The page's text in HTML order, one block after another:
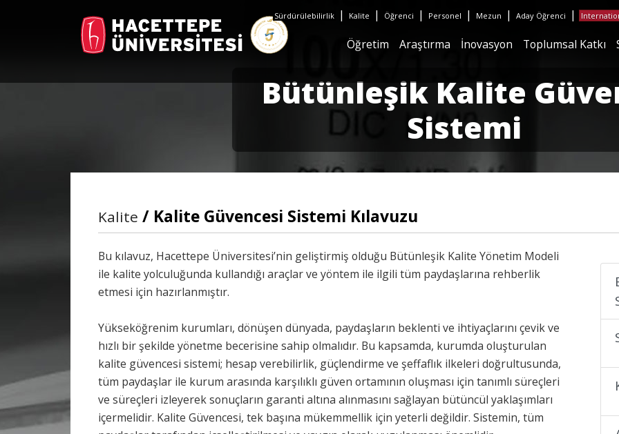
Sürdürülebilirlik | Kalite | Öğrenci | Personel | Mezun | Aday Öğrenci |
Öğretim Araştırma İnovasyon Toplumsal Katkı
Bütünleşik Kalite
Sistemi
Kalite / Kalite Güvencesi Sistemi Kılavuzu
Bu kılavuz, Hacettepe Üniversitesi’nin geliştirmiş olduğu Bütünleşik Kalite Yönetim Modeli
ile kalite yolculuğunda kullandığı araçlar ve yöntem ile ilgili tüm paydaşlarına rehberlik
etmesi için hazırlanmıştır.
Yükseköğrenim kurumları, dönüşen dünyada, paydaşların beklenti ve ihtiyaçlarını çevik ve
hızlı bir şekilde yönetme becerisine sahip olmalıdır. Bu kapsamda, kurumda oluşturulan
kalite güvencesi sistemi; hesap verebilirlik, güçlendirme ve şeffaflık ilkeleri doğrultusunda,
tüm paydaşlar ile kurum arasında karşılıklı güven ortamının oluşması için tanımlı süreçleri
ve süreçleri izleyerek sonuçların garanti altına alınmasını sağlayan bütüncül yaklaşımları
içermelidir. Kalite Güvencesi, tek başına mükemmellik için yeterli değildir. Sistemin, tüm